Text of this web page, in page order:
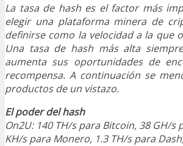
La tasa de hash es el factor más
elegir una plataforma minera de
definirse como la velocidad a la que
Una tasa de hash más alta
aumenta sus oportunidades de
recompensa. A continuación se
productos de un vistazo.
El poder del hash
On2U: 140 TH/s para Bitcoin, 38 GH/
KH/s para Monero, 1.3 TH/s para